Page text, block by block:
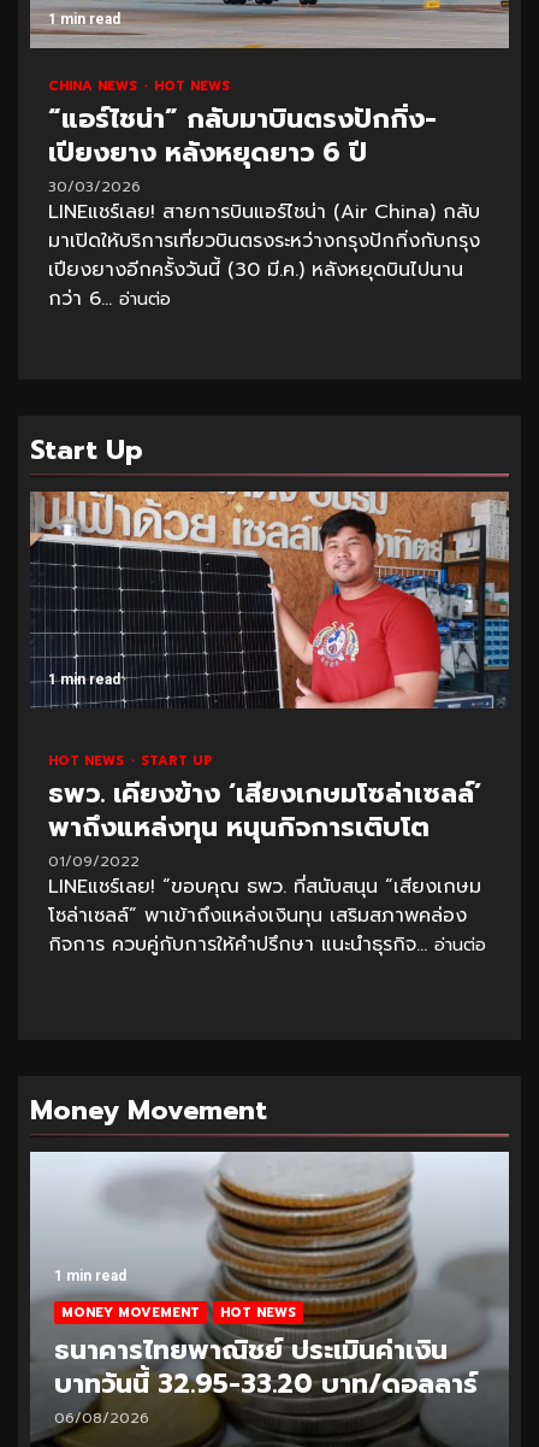
1 min read
CHINA NEWS HOT NEWS
“แอร์ไชน่า” กลับมาบินตรงปักกิ่ง-
เปียงยาง หลังหยุดยาว 6 ปี
30/03/2026
LINEแชร์เลย! สายการบินแอร์ไชน่า (Air China) กลับ
มาเปิดให้บริการเที่ยวบินตรงระหว่างกรุงปักกิ่งกับกรุง
เปียงยางอีกครั้งวันนี้ (30 มี.ค.) หลังหยุดบินไปนาน
กว่า 6... อ่านต่อ
Start Up
1 min read
HOT NEWS START UP
ธพว. เคียงข้าง ‘เสียงเกษมโซล่าเซลล์’
พาถึงแหล่งทุน หนุนกิจการเติบโต
01/09/2022
LINEแชร์เลย! “ขอบคุณ ธพว. ที่สนับสนุน “เสียงเกษม
โซล่าเซลล์” พาเข้าถึงแหล่งเงินทุน เสริมสภาพคล่อง
กิจการ ควบคู่กับการให้คำปรึกษา แนะนำธุรกิจ... อ่านต่อ
Money Movement
1 min read
MONEY MOVEMENT HOT NEWS
ธนาคารไทยพาณิชย์ ประเมินค่าเงิน
บาทวันนี้ 32.95-33.20 บาท/ดอลลาร์
06/08/2026